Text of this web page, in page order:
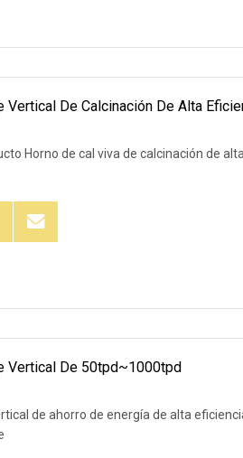
Vertical De Calcinación De Alta
Horno de cal viva de calcinación de
Vertical De 50tpd~1000tpd
de ahorro de energía de alta